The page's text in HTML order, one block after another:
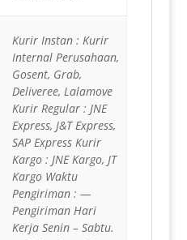
Kurir Instan : Kurir
Internal Perusahaan,
Gosent, Grab,
Deliveree, Lalamove
Kurir Regular : JNE
Express, J&T Express,
SAP Express Kurir
Kargo : JNE Kargo, JT
Kargo Waktu
Pengiriman : —
Pengiriman Hari
Kerja Senin – Sabtu.